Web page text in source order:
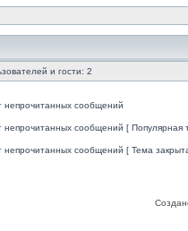
и гости: 2
непрочитанных сообщений
непрочитанных сообщений [ Популярная
непрочитанных сообщений [ Тема